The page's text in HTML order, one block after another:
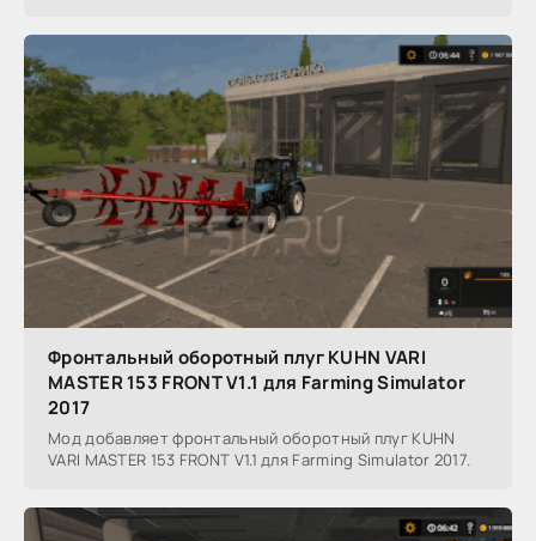
Фронтальный оборотный плуг KUHN VARI
MASTER 153 FRONT V1.1 для Farming Simulator
2017
Мод добавляет фронтальный оборотный плуг KUHN
VARI MASTER 153 FRONT V1.1 для Farming Simulator 2017.